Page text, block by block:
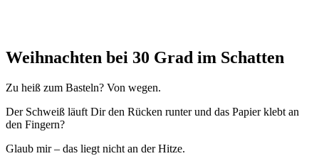
Weihnachten bei 30 Grad im Schatten
Zu heiß zum Basteln? Von wegen.
Der Schweiß läuft Dir den Rücken runter und das Papier klebt an
den Fingern?
Glaub mir – das liegt nicht an der Hitze.